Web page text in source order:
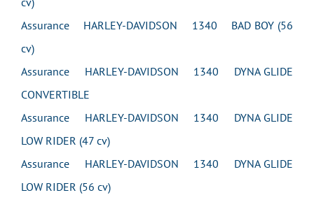
Assurance HARLEY-DAVIDSON 1340 BAD BOY (56
cv)
Assurance HARLEY-DAVIDSON 1340 DYNA GLIDE
CONVERTIBLE
Assurance HARLEY-DAVIDSON 1340 DYNA GLIDE
LOW RIDER (47 cv)
Assurance HARLEY-DAVIDSON 1340 DYNA GLIDE
LOW RIDER (56 cv)